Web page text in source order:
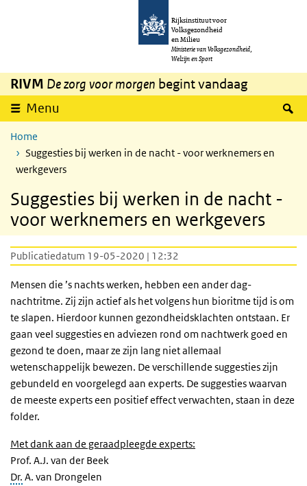
Overslaan en naar de inhoud gaan
Rijksinstituut voor
Volksgezondheid
en Milieu
Ministerie van Volksgezondheid,
Welzijn en Sport
RIVM De zorg voor morgen begint vandaag
Menu
Home
Suggesties bij werken in de nacht - voor werknemers en
werkgevers
Suggesties bij werken in de nacht -
voor werknemers en werkgevers
Publicatiedatum 19-05-2020 | 12:32
Mensen die ’s nachts werken, hebben een ander dag-
nachtritme. Zij zijn actief als het volgens hun bioritme tijd is om
te slapen. Hierdoor kunnen gezondheidsklachten ontstaan. Er
gaan veel suggesties en adviezen rond om nachtwerk goed en
gezond te doen, maar ze zijn lang niet allemaal
wetenschappelijk bewezen. De verschillende suggesties zijn
gebundeld en voorgelegd aan experts. De suggesties waarvan
de meeste experts een positief effect verwachten, staan in deze
folder.
Met dank aan de geraadpleegde experts:
Prof. A.J. van der Beek
Dr. A. van Drongelen